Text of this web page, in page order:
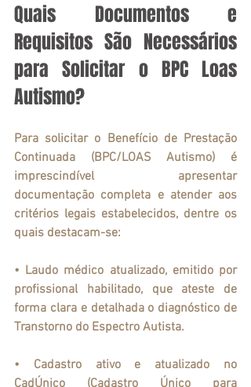
Quais Documentos e
Requisitos São Necessários
para Solicitar o BPC Loas
Autismo?
Para solicitar o Benefício de Prestação
Continuada (BPC/LOAS Autismo) é
imprescindível apresentar
documentação completa e atender aos
critérios legais estabelecidos, dentre os
quais destacam-se:
• Laudo médico atualizado, emitido por
profissional habilitado, que ateste de
forma clara e detalhada o diagnóstico de
Transtorno do Espectro Autista.
• Cadastro ativo e atualizado no
CadÚnico (Cadastro Único para